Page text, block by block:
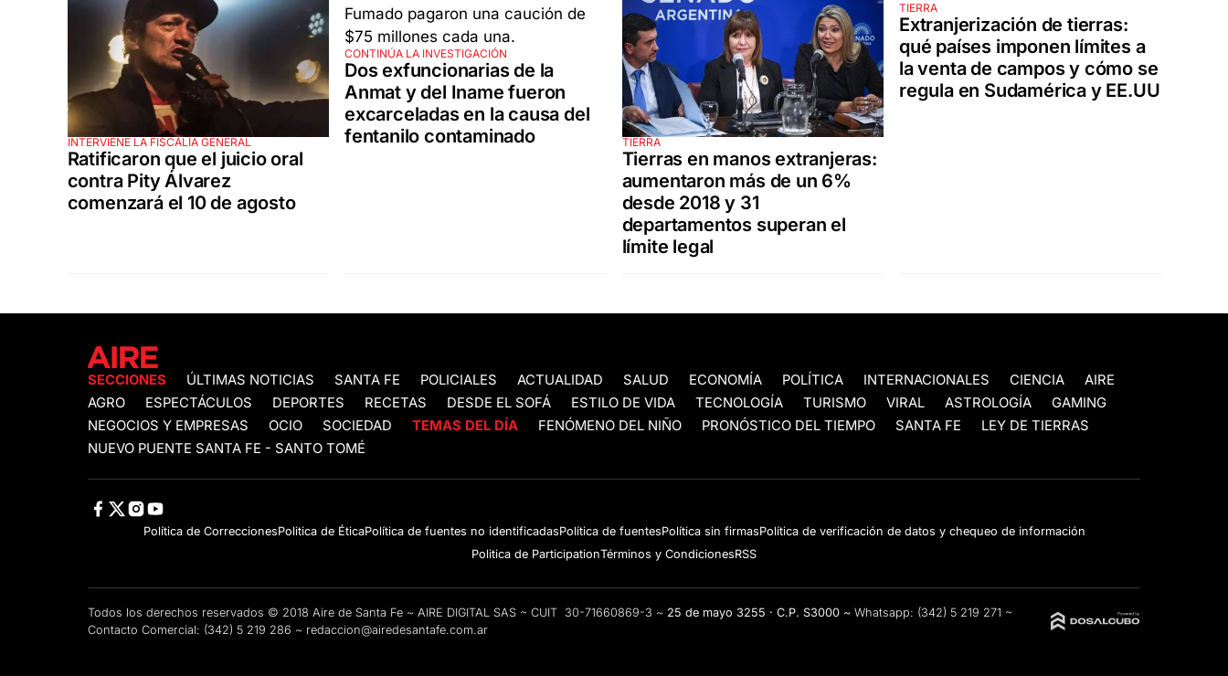
INTERVIENE LA FISCALÍA GENERAL
Ratificaron que el juicio oral
contra Pity Álvarez
comenzará el 10 de agosto
CONTINÚA LA INVESTIGACIÓN
Dos exfuncionarias de la
Anmat y del Iname fueron
excarceladas en la causa del
fentanilo contaminado
TIERRA
Tierras en manos extranjeras:
aumentaron más de un 6%
desde 2018 y 31
departamentos superan el
límite legal
TIERRA
Extranjerización de tierras:
qué países imponen límites a
la venta de campos y cómo se
regula en Sudamérica y EE.UU
SECCIONES ÚLTIMAS NOTICIAS SANTA FE POLICIALES ACTUALIDAD SALUD ECONOMÍA POLÍTICA INTERNACIONALES CIENCIA
AIRE
AGRO
ESPECTÁCULOS DEPORTES RECETAS DESDE EL SOFÁ ESTILO DE VIDA TECNOLOGÍA TURISMO VIRAL ASTROLOGÍA
GAMING
NEGOCIOS Y EMPRESAS
OCIO SOCIEDAD TEMAS DEL DÍA FENÓMENO DEL NIÑO PRONÓSTICO DEL TIEMPO SANTA FE
LEY DE TIERRAS
NUEVO PUENTE SANTA FE - SANTO TOMÉ
Política de CorreccionesPolitica de ÉticaPolítica de fuentes no identificadasPolítica de fuentesPolítica sin firmasPolítica de verificación de datos y chequeo de información
Politica de ParticipationTérminos y CondicionesRSS
Todos los derechos reservados © 2018 Aire de Santa Fe ~ AIRE DIGITAL SAS ~ CUIT 30-71660869-3 ~ 25 de mayo 3255 · C.P. S3000 ~ Whatsapp: (342) 5 219 271 ~
Contacto Comercial: (342) 5 219 286 ~ redaccion@airedesantafe.com.ar